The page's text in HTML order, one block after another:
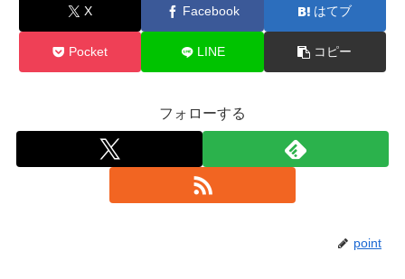
X Facebook はてブ
Pocket LINE コピー
フォローする
point